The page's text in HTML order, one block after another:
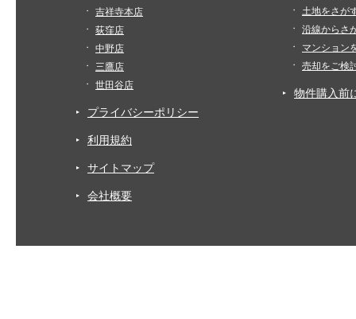
吉祥寺本店
荻窪店
中野店
三鷹店
世田谷店
プライバシーポリシー
利用規約
サイトマップ
会社概要
土地をさが
沿線からさ
マンション
売却をご検
物件購入前